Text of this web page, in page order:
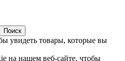
Поиск
увидеть товары, которые вы
на нашем веб-сайте, чтобы